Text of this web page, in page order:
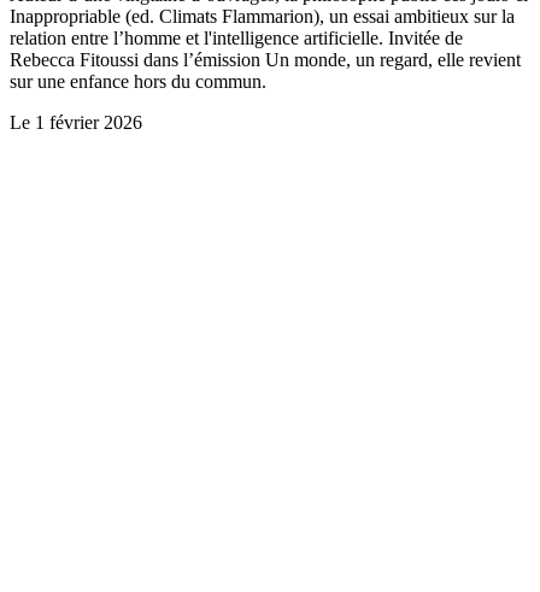
Inappropriable (ed. Climats Flammarion), un essai ambitieux sur la
relation entre l’homme et l'intelligence artificielle. Invitée de
Rebecca Fitoussi dans l’émission Un monde, un regard, elle revient
sur une enfance hors du commun.
Le 1 février 2026